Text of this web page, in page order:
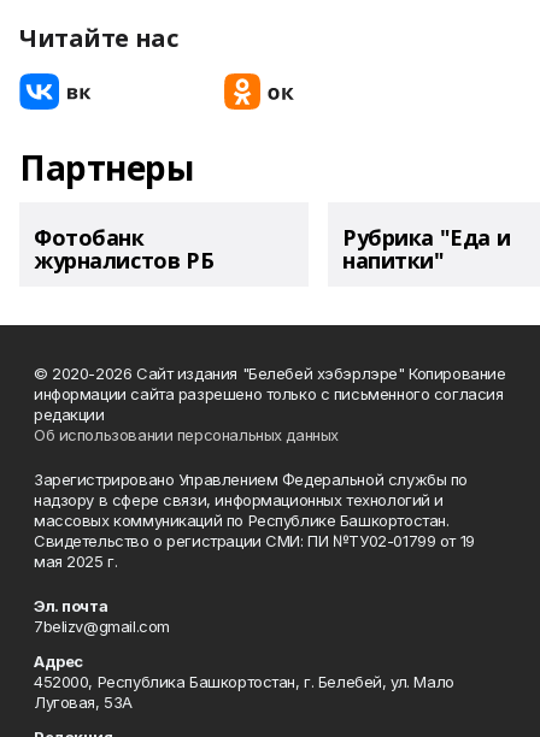
Читайте нас
Партнеры
Фотобанк
журналистов РБ
Рубрика "Еда и
напитки"
© 2020-2026 Сайт издания "Белебей хэбэрлэре" Копирование
информации сайта разрешено только с письменного согласия
редакции
Об использовании персональных данных
Зарегистрировано Управлением Федеральной службы по
надзору в сфере связи, информационных технологий и
массовых коммуникаций по Республике Башкортостан.
Свидетельство о регистрации СМИ: ПИ №ТУ02-01799 от 19
мая 2025 г.
Эл. почта
7belizv@gmail.com
Адрес
452000, Республика Башкортостан, г. Белебей, ул. Мало
Луговая, 53А